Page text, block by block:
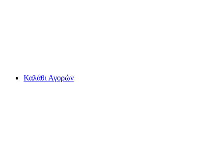
Καλάθι Αγορών